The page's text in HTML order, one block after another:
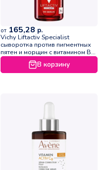
от 165,28 р.
Vichy Liftactiv Specialist
сыворотка против пигментных
пятен и морщин с витамином B3
30мл
В корзину